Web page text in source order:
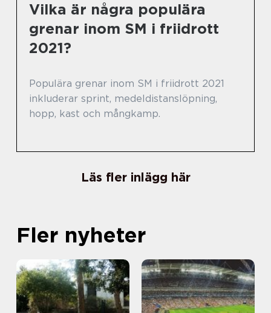
Vilka är några populära
grenar inom SM i friidrott
2021?
Populära grenar inom SM i friidrott 2021
inkluderar sprint, medeldistanslöpning,
hopp, kast och mångkamp.
Läs fler inlägg här
Fler nyheter